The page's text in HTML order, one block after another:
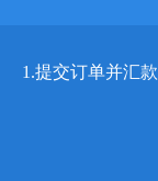
1.提交订单并汇款